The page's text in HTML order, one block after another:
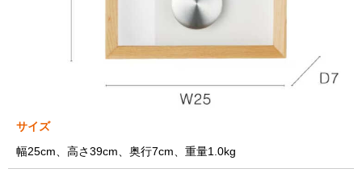
サイズ
幅25cm、高さ39cm、奥行7cm、重量1.0kg